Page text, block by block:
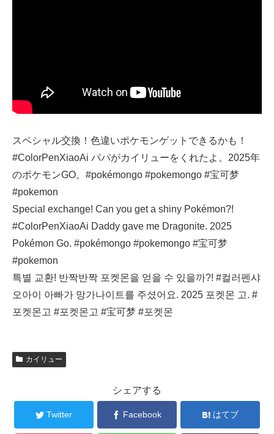
スペシャル交換！色違いポケモンゲットできるかも！
#ColorPenXiaoAi パパがカイリューをくれたよ。2025年
のポケモンGO。#pokémongo #pokemongo #宝可梦
#pokemon
Special exchange! Can you get a shiny Pokémon?!
#ColorPenXiaoAi Daddy gave me Dragonite. 2025
Pokémon Go. #pokémongo #pokemongo #宝可梦
#pokemon
특별 교환! 반짝반짝 포켓몬을 얻을 수 있을까?! #컬러펜샤
오아이 아빠가 망가나이트를 주셨어요. 2025 포켓몬 고. #
포켓몬고 #포켓몬고 #宝可梦 #포켓몬
カイリュー
シェアする
Twitter Facebook はてブ